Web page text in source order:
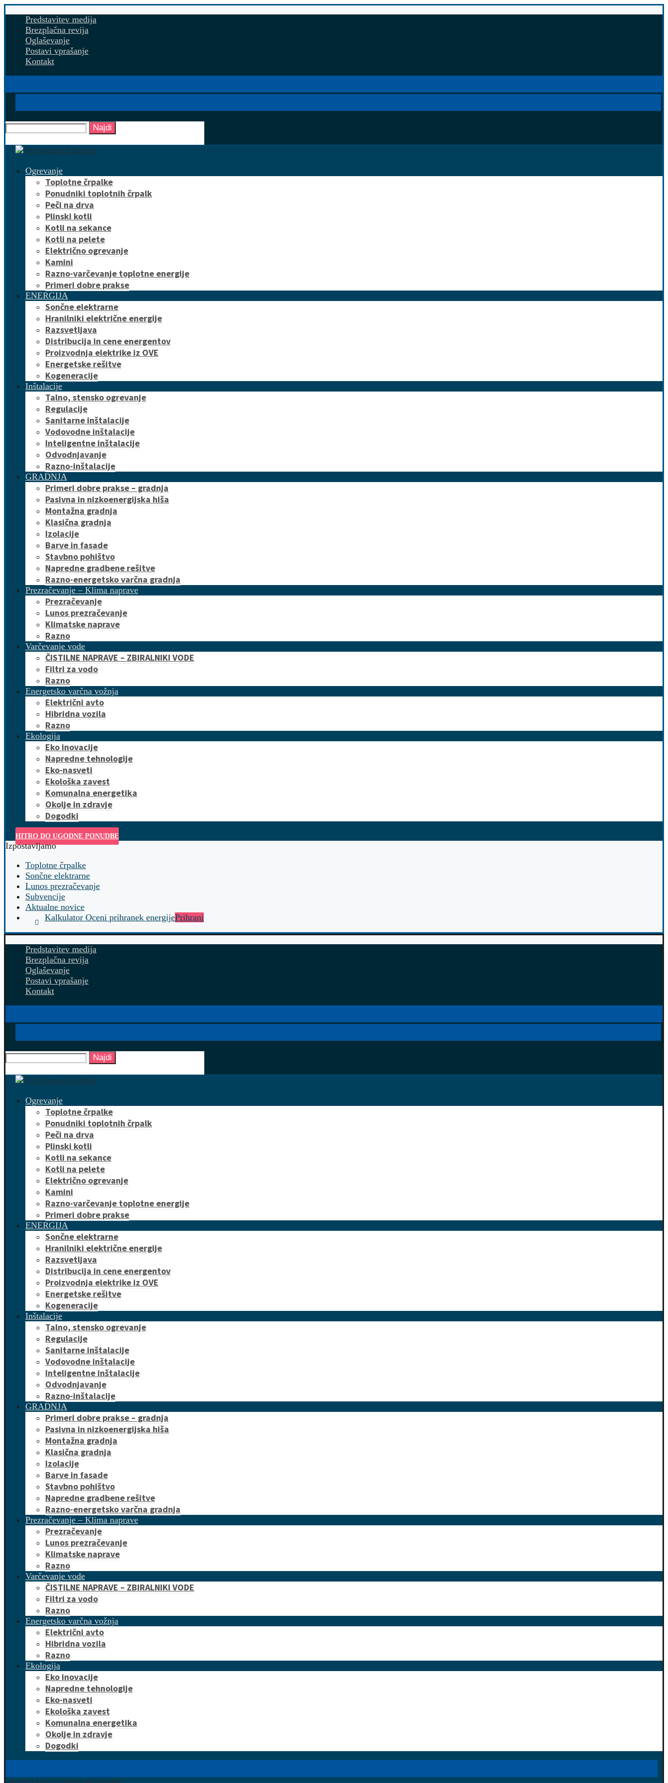
Predstavitev medija
Brezplačna revija
Oglaševanje
Postavi vprašanje
Kontakt
Najdi
Ogrevanje
Toplotne črpalke
Ponudniki toplotnih črpalk
Peči na drva
Plinski kotli
Kotli na sekance
Kotli na pelete
Električno ogrevanje
Kamini
Razno-varčevanje toplotne energije
Primeri dobre prakse
ENERGIJA
Sončne elektrarne
Hranilniki električne energije
Razsvetljava
Distribucija in cene energentov
Proizvodnja elektrike iz OVE
Energetske rešitve
Kogeneracije
Inštalacije
Talno, stensko ogrevanje
Regulacije
Sanitarne inštalacije
Vodovodne inštalacije
Inteligentne inštalacije
Odvodnjavanje
Razno-inštalacije
GRADNJA
Primeri dobre prakse – gradnja
Pasivna in nizkoenergijska hiša
Montažna gradnja
Klasična gradnja
Izolacije
Barve in fasade
Stavbno pohištvo
Napredne gradbene rešitve
Razno-energetsko varčna gradnja
Prezračevanje – Klima naprave
Prezračevanje
Lunos prezračevanje
Klimatske naprave
Razno
Varčevanje vode
ČISTILNE NAPRAVE – ZBIRALNIKI VODE
Filtri za vodo
Razno
Energetsko varčna vožnja
Električni avto
Hibridna vozila
Razno
Ekologija
Eko inovacije
Napredne tehnologije
Eko-nasveti
Ekološka zavest
Komunalna energetika
Okolje in zdravje
Dogodki
HITRO DO UGODNE PONUDBE
Izpostavljamo
Toplotne črpalke
Sončne elektrarne
Lunos prezračevanje
Subvencije
Aktualne novice
Kalkulator Oceni prihranek energijePrihrani
Predstavitev medija
Brezplačna revija
Oglaševanje
Postavi vprašanje
Kontakt
Najdi
Ogrevanje
Toplotne črpalke
Ponudniki toplotnih črpalk
Peči na drva
Plinski kotli
Kotli na sekance
Kotli na pelete
Električno ogrevanje
Kamini
Razno-varčevanje toplotne energije
Primeri dobre prakse
ENERGIJA
Sončne elektrarne
Hranilniki električne energije
Razsvetljava
Distribucija in cene energentov
Proizvodnja elektrike iz OVE
Energetske rešitve
Kogeneracije
Inštalacije
Talno, stensko ogrevanje
Regulacije
Sanitarne inštalacije
Vodovodne inštalacije
Inteligentne inštalacije
Odvodnjavanje
Razno-inštalacije
GRADNJA
Primeri dobre prakse – gradnja
Pasivna in nizkoenergijska hiša
Montažna gradnja
Klasična gradnja
Izolacije
Barve in fasade
Stavbno pohištvo
Napredne gradbene rešitve
Razno-energetsko varčna gradnja
Prezračevanje – Klima naprave
Prezračevanje
Lunos prezračevanje
Klimatske naprave
Razno
Varčevanje vode
ČISTILNE NAPRAVE – ZBIRALNIKI VODE
Filtri za vodo
Razno
Energetsko varčna vožnja
Električni avto
Hibridna vozila
Razno
Ekologija
Eko inovacije
Napredne tehnologije
Eko-nasveti
Ekološka zavest
Komunalna energetika
Okolje in zdravje
Dogodki